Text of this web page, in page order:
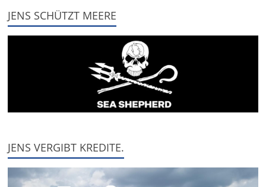
JENS SCHÜTZT MEERE
JENS VERGIBT KREDITE.